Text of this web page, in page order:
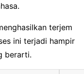
terjem
ini terjadi hampir
berarti.